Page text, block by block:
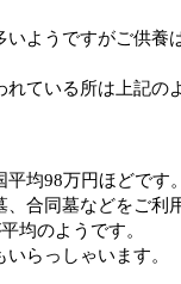
いようですがご供養
れている所は上記の
平均98万円ほどです
、合同墓などをご利
均のようです。
らっしゃいます。